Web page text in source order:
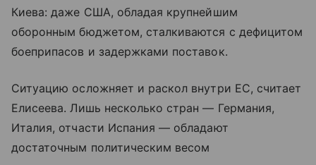
Киева: даже США, обладая крупнейшим
оборонным бюджетом, сталкиваются с дефицитом
боеприпасов и задержками поставок.
Ситуацию осложняет и раскол внутри ЕС, считает
Елисеева. Лишь несколько стран — Германия,
Италия, отчасти Испания — обладают
достаточным политическим весом